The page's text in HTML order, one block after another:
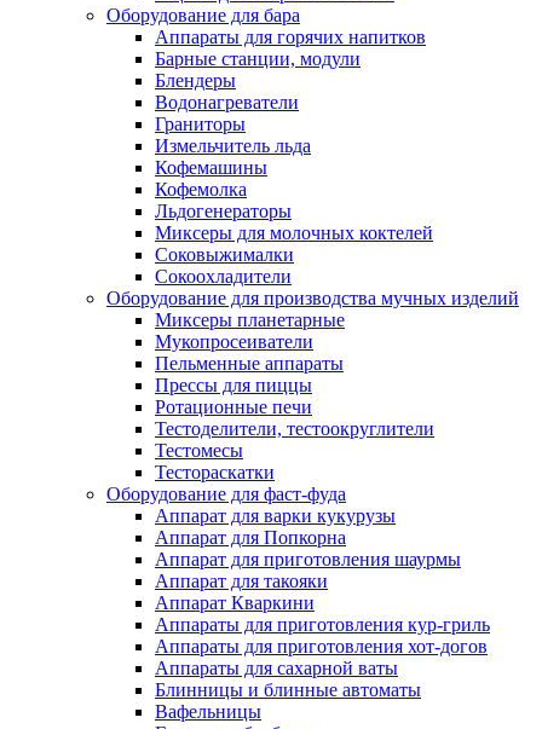
Оборудование для бара
Аппараты для горячих напитков
Барные станции, модули
Блендеры
Водонагреватели
Граниторы
Измельчитель льда
Кофемашины
Кофемолка
Льдогенераторы
Миксеры для молочных коктелей
Соковыжималки
Сокоохладители
Оборудование для производства мучных изделий
Миксеры планетарные
Мукопросеиватели
Пельменные аппараты
Прессы для пиццы
Ротационные печи
Тестоделители, тестоокруглители
Тестомесы
Тестораскатки
Оборудование для фаст-фуда
Аппарат для варки кукурузы
Аппарат для Попкорна
Аппарат для приготовления шаурмы
Аппарат для такояки
Аппарат Кваркини
Аппараты для приготовления кур-гриль
Аппараты для приготовления хот-догов
Аппараты для сахарной ваты
Блинницы и блинные автоматы
Вафельницы